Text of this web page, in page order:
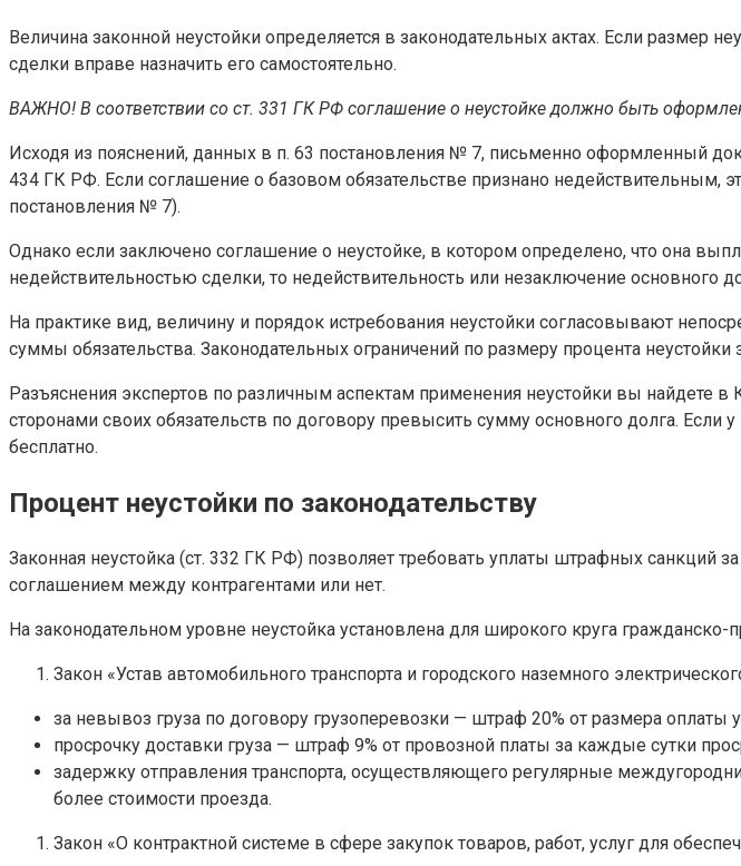
Величина законной неустойки определяется в законодательных актах. Если размер
сделки вправе назначить его самостоятельно.
ВАЖНО! В соответствии со ст. 331 ГК РФ соглашение о неустойке должно быть
Исходя из пояснений, данных в п. 63 постановления № 7, письменно оформленный
434 ГК РФ. Если соглашение о базовом обязательстве признано недействительным,
постановления № 7).
Однако если заключено соглашение о неустойке, в котором определено, что она
недействительностью сделки, то недействительность или незаключение основного
На практике вид, величину и порядок истребования неустойки согласовывают
суммы обязательства. Законодательных ограничений по размеру процента неустойки
Разъяснения экспертов по различным аспектам применения неустойки вы найдете
сторонами своих обязательств по договору превысить сумму основного долга.
бесплатно.
Процент неустойки по законодательству
Законная неустойка (ст. 332 ГК РФ) позволяет требовать уплаты штрафных санкций
соглашением между контрагентами или нет.
На законодательном уровне неустойка установлена для широкого круга
Закон «Устав автомобильного транспорта и городского наземного
за невывоз груза по договору грузоперевозки — штраф 20% от размера оплаты
просрочку доставки груза — штраф 9% от провозной платы за каждые сутки
задержку отправления транспорта, осуществляющего регулярные
более стоимости проезда.
Закон «О контрактной системе в сфере закупок товаров, работ, услуг для